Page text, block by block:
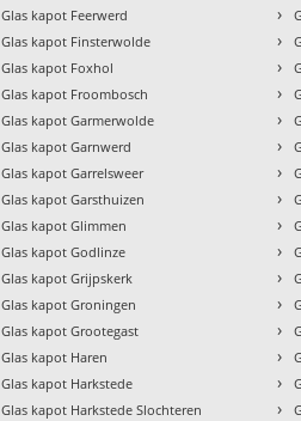
Glas kapot Feerwerd
Glas kapot Finsterwolde
Glas kapot Foxhol
Glas kapot Froombosch
Glas kapot Garmerwolde
Glas kapot Garnwerd
Glas kapot Garrelsweer
Glas kapot Garsthuizen
Glas kapot Glimmen
Glas kapot Godlinze
Glas kapot Grijpskerk
Glas kapot Groningen
Glas kapot Grootegast
Glas kapot Haren
Glas kapot Harkstede
Glas kapot Harkstede Slochteren
›
›
›
›
›
›
›
›
›
›
›
›
›
›
›
›